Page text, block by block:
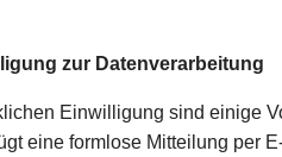
zur Datenverarbeitung
Einwilligung sind einige
eine formlose Mitteilung per